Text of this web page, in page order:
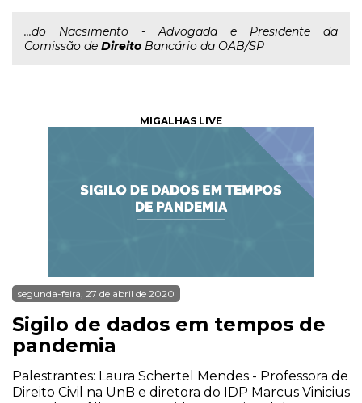
...do Nacsimento - Advogada e Presidente da
Comissão de Direito Bancário da OAB/SP
MIGALHAS LIVE
segunda-feira, 27 de abril de 2020
Sigilo de dados em tempos de
pandemia
Palestrantes: Laura Schertel Mendes - Professora de
Direito Civil na UnB e diretora do IDP Marcus Vinicius